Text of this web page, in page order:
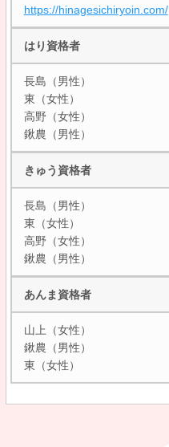
https://hinagesichiryoin.com/
はり資格者
長島（男性）
東（女性）
高野（女性）
鍬農（男性）
きゅう資格者
長島（男性）
東（女性）
高野（女性）
鍬農（男性）
あんま資格者
山上（女性）
鍬農（男性）
東（女性）